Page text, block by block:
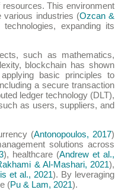
This environment
various industries (Ozcan &
expanding its
such as mathematics,
blockchain has shown
basic principles to
a secure transaction
ledger technology (DLT),
as users, suppliers, and
(Antonopoulos, 2017)
solutions across
), healthcare (Andrew et al.,
& Al-Mashari, 2021),
et al., 2021). By leveraging
(Pu & Lam, 2021).